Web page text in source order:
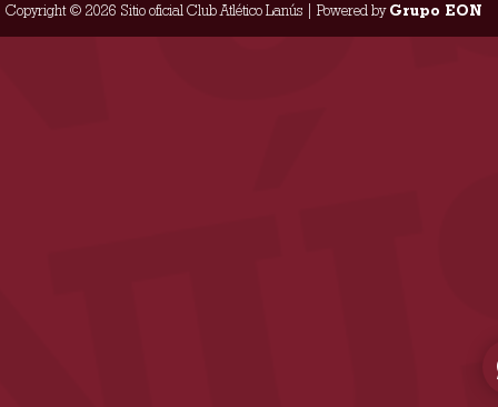
Copyright © 2026 Sitio oficial Club Atlético Lanús | Powered byGrupo EON